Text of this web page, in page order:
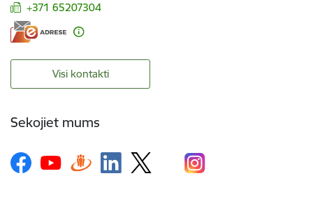
+371 65207304
Visi kontakti
Sekojiet mums